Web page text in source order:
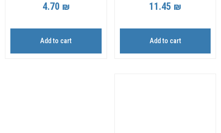
11.45 ₪
Add to cart
4.70 ₪
Add to cart